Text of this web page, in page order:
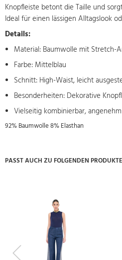
Knopfleiste betont die Taille und
Ideal für einen lässigen Alltagslook
Details:
Material: Baumwolle mit Stretch-
Farbe: Mittelblau
Schnitt: High-Waist, leicht
Besonderheiten: Dekorative
Vielseitig kombinierbar,
92% Baumwolle 8% Elasthan
PASST AUCH ZU FOLGENDEN
Previous